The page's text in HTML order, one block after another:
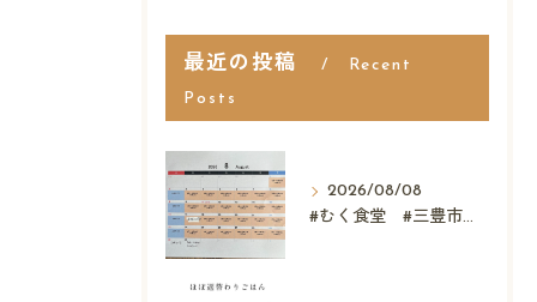
最近の投稿 Recent
Posts
2026/08/08
#むく食堂 #三豊市 #レストラン #ランチ #スウィーツ